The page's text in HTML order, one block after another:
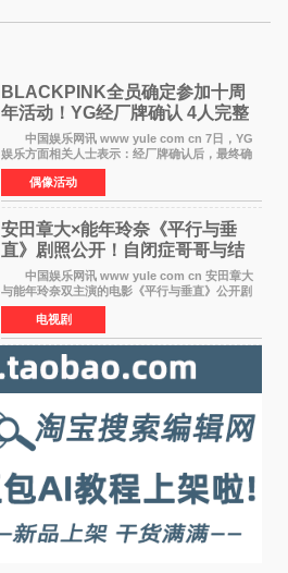
BLACKPINK全员确定参加十周
年活动！YG经厂牌确认 4人完整
体合体成行
中国娱乐网讯 www yule com cn 7日，YG
娱乐方面相关人士表示：经厂牌确认后，最终确
定4名成员均将出席。YG方面最终确认了智秀、
JENNIE、ROS&Eacute;、LISA四位
BLACKPINK成员全员出席，使组
偶像活动
安田章大×能年玲奈《平行与垂
直》剧照公开！自闭症哥哥与结
婚前夕妹妹直面未来
中国娱乐网讯 www yule com cn 安田章大
与能年玲奈双主演的电影《平行与垂直》公开剧
照，该片将于8月28日上映。 本片围绕患有自
闭症谱系障碍的哥哥大贵（安田章大 饰）与即将
结婚的妹妹
电视剧